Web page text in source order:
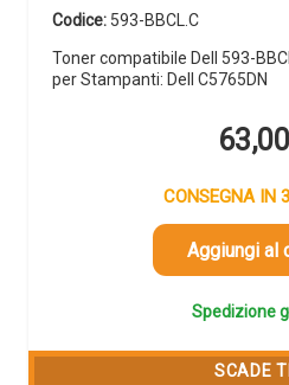
Codice: 593-BBCL.C
Toner compatibile Dell 593-
per Stampanti: Dell C5765DN
63,00
CONSEGNA IN
Aggiungi al
Spedizione
SCADE